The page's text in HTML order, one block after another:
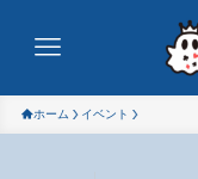
ホーム イベント